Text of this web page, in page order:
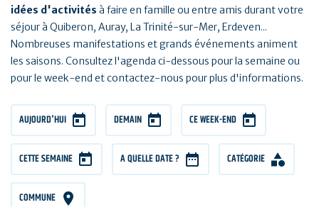
idées d'activités à faire en famille ou entre amis durant votre
séjour à Quiberon, Auray, La Trinité-sur-Mer, Erdeven...
Nombreuses manifestations et grands événements animent
les saisons. Consultez l'agenda ci-dessous pour la semaine ou
pour le week-end et contactez-nous pour plus d'informations.
AUJOURD'HUI DEMAIN CE WEEK-END
CETTE SEMAINE A QUELLE DATE ? CATÉGORIE
COMMUNE